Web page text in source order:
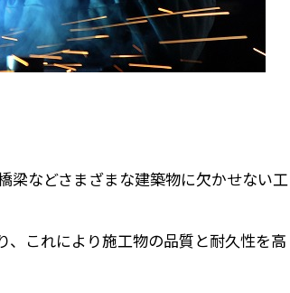
梁などさまざまな建築物に欠かせない工
、これにより施工物の品質と耐久性を高